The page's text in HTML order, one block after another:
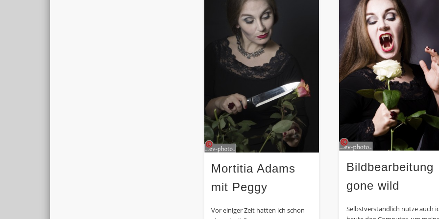
Bildbearbeitung
gone wild
Selbstverständlich nutze auch
Mortitia Adams
mit Peggy
Vor einiger Zeit hatten ich schon